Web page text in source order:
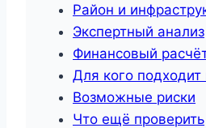
Район и
Экспертный анализ
Финансовый
Для кого подходит
Возможные риски
Что ещё проверить